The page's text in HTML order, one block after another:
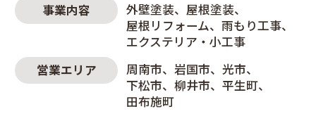
事業内容 外壁塗装
屋根塗装
屋根リフォーム
雨もり工事
エクステリア・小工事
営業エリア
周南市 岩国市
光市
下松市
柳井市
平生町
田布施町